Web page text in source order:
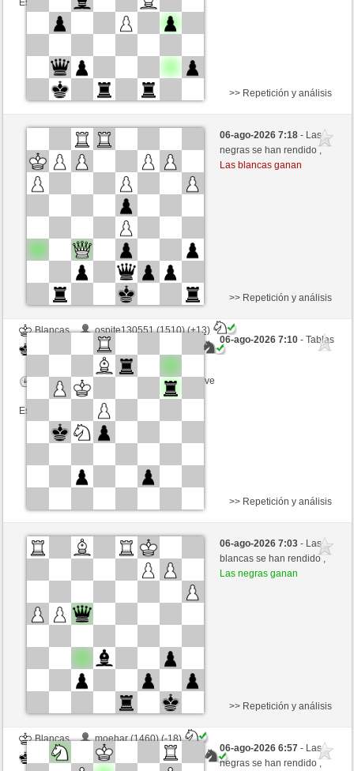
Esta partida es por puntos
Blancas
Boomerslayer (1263) (-9)
ciuciaciucia (1429) (+9)
Tiempo: 5 minutes/side + 0 seconds/move
Esta partida es por puntos
>> Repetición y análisis
06-ago-2026 7:18- Las
negras se han rendido ,
Las blancas ganan
Blancas
ospite130551 (1510) (+13)
ciuciaciucia (1442) (-13)
Tiempo: 5 minutes/side + 0 seconds/move
Esta partida es por puntos
>> Repetición y análisis
06-ago-2026 7:10- Tablas
Blancas
NinjafigurVoltaren (1498) (-3)
Negras
ciuciaciucia (1439) (+3)
Tiempo: 5 minutes/side + 0 seconds/move
Esta partida es por puntos
>> Repetición y análisis
06-ago-2026 7:03- Las
blancas se han rendido ,
Las negras ganan
Blancas
moehar (1460) (-18)
Negras
ciuciaciucia (1421) (+18)
>> Repetición y análisis
06-ago-2026 6:57- Las
negras se han rendido ,